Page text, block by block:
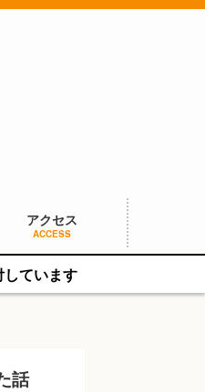
アクセス
ACCESS
話